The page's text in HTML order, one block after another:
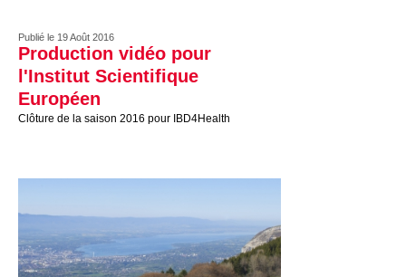
Publié le 19 Août 2016
Production vidéo pour
l'Institut Scientifique
Européen
Clôture de la saison 2016 pour IBD4Health